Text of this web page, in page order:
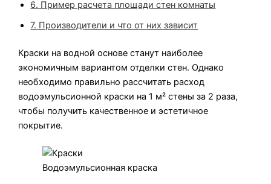
6. Пример расчета площади стен комнаты
7. Производители и что от них зависит
Краски на водной основе станут наиболее
экономичным вариантом отделки стен. Однако
необходимо правильно рассчитать расход
водоэмульсионной краски на 1 м² стены за 2 раза,
чтобы получить качественное и эстетичное
покрытие.
Водоэмульсионная краска